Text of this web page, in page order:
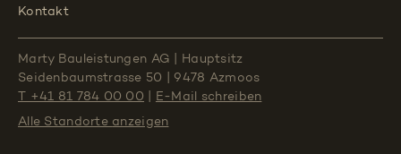
Kontakt
Marty Bauleistungen AG
Hauptsitz
Seidenbaumstrasse 50
9478 Azmoos
T +41 81 784 00 00
E-Mail schreiben
Alle Standorte anzeigen